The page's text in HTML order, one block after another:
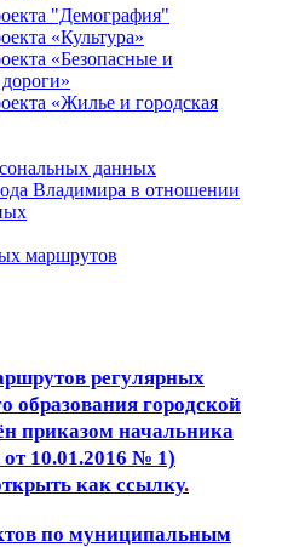
"Демография"
«Культура»
«Безопасные и
«Жилье и городская
данных
Владимира в отношении
маршрутов
регулярных
образования городской
приказом начальника
от 10.01.2016 № 1)
как ссылку.
по муниципальным